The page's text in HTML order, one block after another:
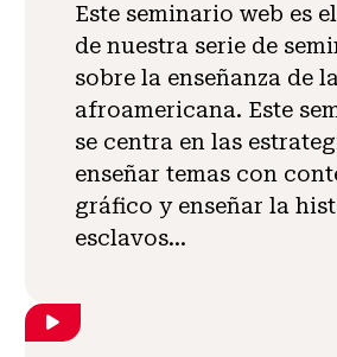
Este seminario web es
de nuestra serie de
sobre la enseñanza de
afroamericana. Este
se centra en las
enseñar temas con
gráfico y enseñar la
esclavos...